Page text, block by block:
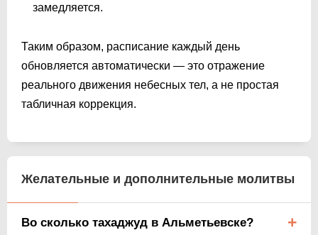
замедляется.
Таким образом, расписание каждый день
обновляется автоматически — это отражение
реального движения небесных тел, а не простая
табличная коррекция.
Желательные и дополнительные молитвы
Во сколько тахаджуд в Альметьевске?